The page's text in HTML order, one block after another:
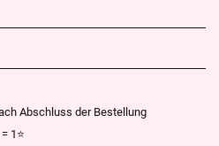
Abschluss der Bestellung
1⭐